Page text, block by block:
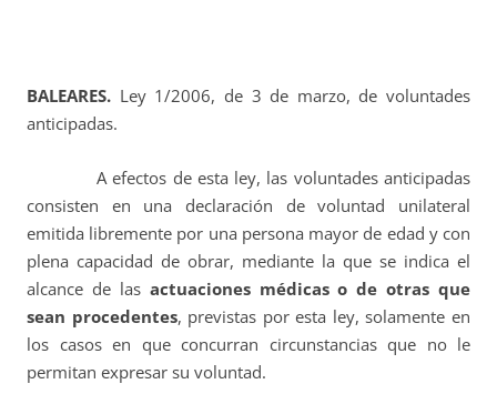
BALEARES. Ley 1/2006, de 3 de marzo, de voluntades
anticipadas.
A efectos de esta ley, las voluntades anticipadas
consisten en una declaración de voluntad unilateral
emitida libremente por una persona mayor de edad y con
plena capacidad de obrar, mediante la que se indica el
alcance de las actuaciones médicas o de otras que
sean procedentes, previstas por esta ley, solamente en
los casos en que concurran circunstancias que no le
permitan expresar su voluntad.